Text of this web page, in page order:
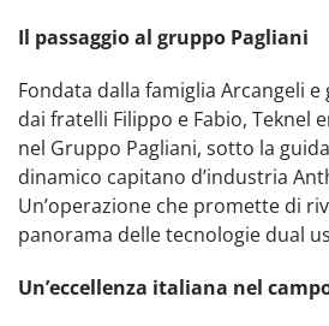
Il passaggio al gruppo Pagliani
Fondata dalla famiglia Arcangeli
dai fratelli Filippo e Fabio, Teknel
nel Gruppo Pagliani, sotto la
dinamico capitano d’industria
Un’operazione che promette di
panorama delle tecnologie dual
Un’eccellenza italiana nel